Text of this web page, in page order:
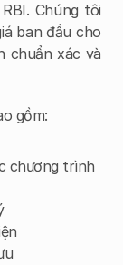
Chúng tôi
ban đầu cho
chuẩn xác và
gồm:
chương trình